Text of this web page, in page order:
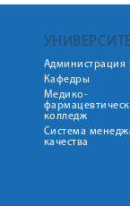
Администрация
Кафедры
Медико-
колледж
Система
качества